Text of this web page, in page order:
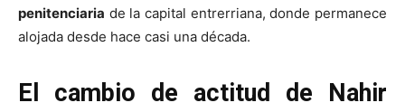
penitenciaria de la capital entrerriana, donde permanece
alojada desde hace casi una década.
El cambio de actitud de Nahir